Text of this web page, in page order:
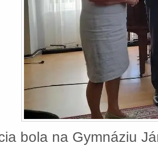
bola na Gymnáziu